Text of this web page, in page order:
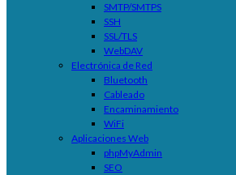
SMTP/SMTPS
SSH
SSL/TLS
WebDAV
Electrónica de Red
Bluetooth
Cableado
Encaminamiento
WiFi
Aplicaciones Web
phpMyAdmin
SEO